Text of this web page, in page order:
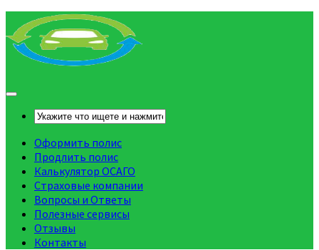
Оформить полис
Продлить полис
Калькулятор ОСАГО
Страховые компании
Вопросы и Ответы
Полезные сервисы
Отзывы
Контакты